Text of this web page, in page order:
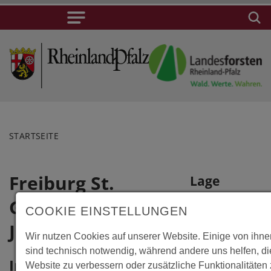
STARTSEITE
Freiburg St.
Georgen,
Jugendbegegnungsstätte
Information
Lage
Bozener
COOKIE EINSTELLUNGEN
Wir nutzen Cookies auf unserer Website. Einige von
sind technisch notwendig, während andere uns helfen,
Website zu verbessern oder zusätzliche Funktionalitäten